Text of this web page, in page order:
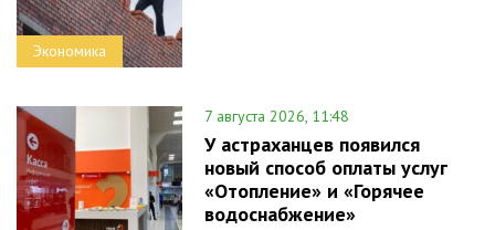
Экономика
7 августа 2026, 11:48
У астраханцев появился
новый способ оплаты услуг
«Отопление» и «Горячее
водоснабжение»